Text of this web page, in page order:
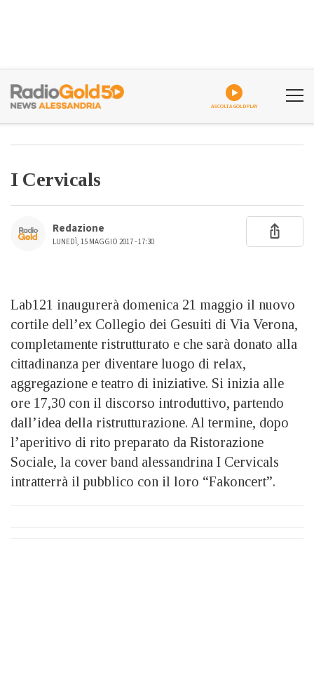
ASCOLTA GOLDPLAY
I Cervicals
Redazione
LUNEDÌ, 15 MAGGIO 2017 - 17:30
Lab121 inaugurerà domenica 21 maggio il nuovo
cortile dell’ex Collegio dei Gesuiti di Via Verona,
completamente ristrutturato e che sarà donato alla
cittadinanza per diventare luogo di relax,
aggregazione e teatro di iniziative. Si inizia alle
ore 17,30 con il discorso introduttivo, partendo
dall’idea della ristrutturazione. Al termine, dopo
l’aperitivo di rito preparato da Ristorazione
Sociale, la cover band alessandrina I Cervicals
intratterrà il pubblico con il loro “Fakoncert”.